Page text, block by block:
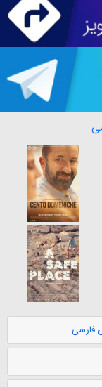
فارسی